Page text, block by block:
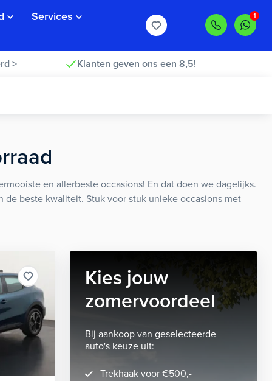
Services
> Klanten geven ons een 8,5!
en allerbeste occasions! En dat doen we dagelijks.
beste kwaliteit. Stuk voor stuk unieke occasions met
Kies jouw
zomervoordeel
Bij aankoop van geselecteerde
auto's keuze uit:
Trekhaak voor €500,-